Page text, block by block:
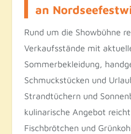
an
Rund um die Showbühne
Verkaufsstände mit
Sommerbekleidung,
Schmuckstücken und
Strandtüchern und
kulinarische Angebot
Fischbrötchen und